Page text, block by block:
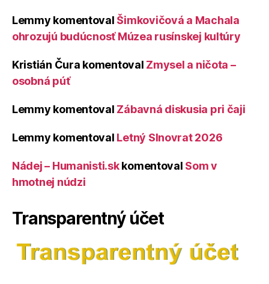
Lemmy komentoval Šimkovičová a Machala
ohrozujú budúcnosť Múzea rusínskej kultúry
Kristián Čura komentoval Zmysel a ničota –
osobná púť
Lemmy komentoval Zábavná diskusia pri čaji
Lemmy komentoval Letný Slnovrat 2026
Nádej – Humanisti.skkomentoval Som v
hmotnej núdzi
Transparentný účet